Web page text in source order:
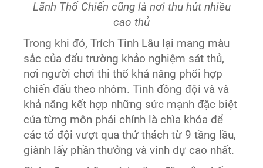
Lãnh Thổ Chiến cũng là nơi thu hút nhiều
cao thủ
Trong khi đó, Trích Tinh Lâu lại mang màu
sắc của đấu trường khảo nghiệm sát thủ,
nơi người chơi thi thố khả năng phối hợp
chiến đấu theo nhóm. Tình đồng đội và và
khả năng kết hợp những sức mạnh đặc biệt
của từng môn phái chính là chìa khóa để
các tổ đội vượt qua thử thách từ 9 tầng lầu,
giành lấy phần thưởng và vinh dự cao nhất.